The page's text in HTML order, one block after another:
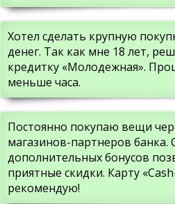
Хотел сделать крупную
денег. Так как мне 18 лет,
кредитку «Молодежная».
меньше часа.
Постоянно покупаю вещи
магазинов-партнеров банка.
дополнительных бонусов
приятные скидки. Карту
рекомендую!